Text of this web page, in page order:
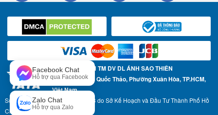
CÔNG TY TNHH TM DV DL ÁNH SAO THIÊN
Địa chỉ: 57 Trần Quốc Thảo, Phường Xuân Hòa, TP.HCM,
Việt Nam
Số Giấy phép ĐKKD: 0304967783 do Sở Kế Hoạch và Đầu Tư Thành Phố Hồ
Chí Minh cấp ngày 17-05-2007
Facebook Chat
Hỗ trợ qua Facebook
Zalo Chat
Hỗ trợ qua Zalo